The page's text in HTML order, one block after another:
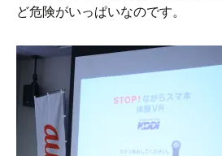
ど危険がいっぱいなのです。